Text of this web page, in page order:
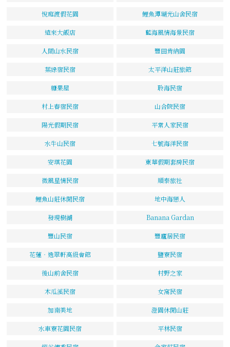
悅庭渡假花園 鯉魚潭瑚光山舍民宿
遠來大飯店 藍海風情海景民宿
人間山水民宿 豐田肯納園
葉綠宿民宿 太平洋山莊旅館
糖果屋 聆海民宿
村上春宿民宿 山合院民宿
陽光假期民宿 平常人家民宿
水牛山民宿 七號海洋民宿
安琪花園 東華假期套房民宿
微風星情民宿 順泰旅社
鯉魚山莊休閒民宿 地中海戀人
發現樹湖 Banana Gardan
豐山民宿 豐廬居民宿
花蓮‧逸翠軒高級會館 鹽寮民宿
後山前舍民宿 村野之家
木瓜溪民宿 女窩民宿
加南美地 澄園休閒山莊
水車寮花園民宿 平林民宿